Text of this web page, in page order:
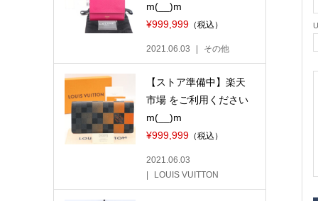
m(__)m
¥999,999（税込）
2021.06.03 その他
【ストア準備中】楽天
市場 をご利用ください
m(__)m
¥999,999（税込）
2021.06.03
LOUIS VUITTON